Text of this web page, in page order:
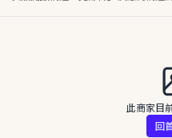
此商家目
回